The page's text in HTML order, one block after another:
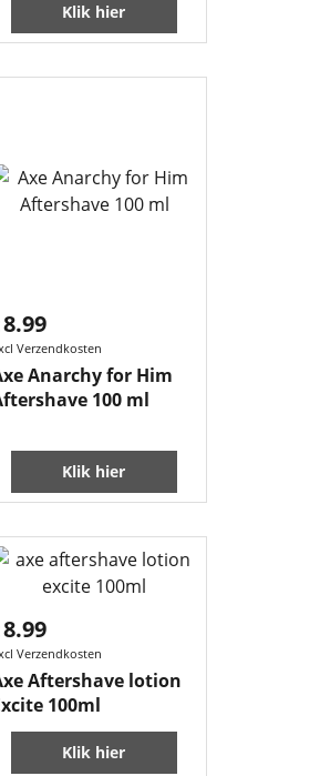
Klik hier
8.99
Verzendkosten
Anarchy for Him
100 ml
Klik hier
8.99
Verzendkosten
Aftershave lotion
100ml
Klik hier